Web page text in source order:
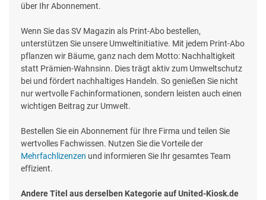
über Ihr Abonnement.
Wenn Sie das SV Magazin als Print-Abo bestellen,
unterstützen Sie unsere Umweltinitiative. Mit jedem Print-Abo
pflanzen wir Bäume, ganz nach dem Motto: Nachhaltigkeit
statt Prämien-Wahnsinn. Dies trägt aktiv zum Umweltschutz
bei und fördert nachhaltiges Handeln. So genießen Sie nicht
nur wertvolle Fachinformationen, sondern leisten auch einen
wichtigen Beitrag zur Umwelt.
Bestellen Sie ein Abonnement für Ihre Firma und teilen Sie
wertvolles Fachwissen. Nutzen Sie die Vorteile der
Mehrfachlizenzen und informieren Sie Ihr gesamtes Team
effizient.
Andere Titel aus derselben Kategorie auf United-Kiosk.de